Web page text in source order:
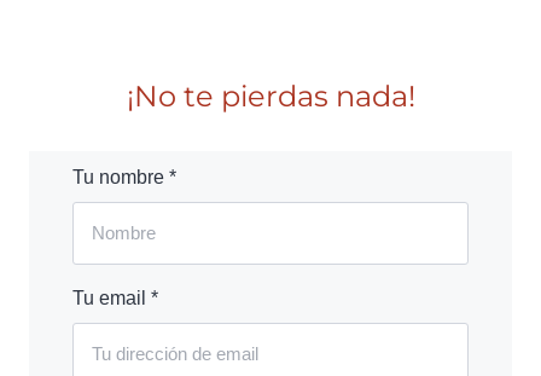
¡No te pierdas nada!
Tu nombre *
Tu email *